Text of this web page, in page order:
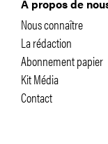
A propos de
Nous connaître
La rédaction
Abonnement papier
Kit Média
Contact